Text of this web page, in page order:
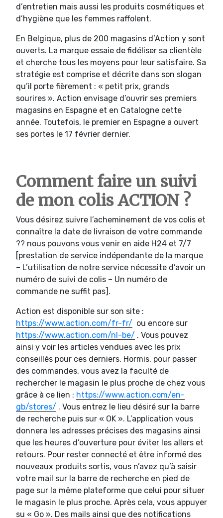
d’entretien mais aussi les produits cosmétiques et
d’hygiène que les femmes raffolent.
En Belgique, plus de 200 magasins d’Action y sont
ouverts. La marque essaie de fidéliser sa clientèle
et cherche tous les moyens pour leur satisfaire. Sa
stratégie est comprise et décrite dans son slogan
qu’il porte fièrement : « petit prix, grands
sourires ». Action envisage d’ouvrir ses premiers
magasins en Espagne et en Catalogne cette
année. Toutefois, le premier en Espagne a ouvert
ses portes le 17 février dernier.
Comment faire un suivi
de mon colis ACTION ?
Vous désirez suivre l’acheminement de vos colis et
connaître la date de livraison de votre commande
?? nous pouvons vous venir en aide H24 et 7/7
[prestation de service indépendante de la marque
– L’utilisation de notre service nécessite d’avoir un
numéro de suivi de colis – Un numéro de
commande ne suffit pas].
Action est disponible sur son site :
https://www.action.com/fr-fr/ ou encore sur
https://www.action.com/nl-be/ . Vous pouvez
ainsi y voir les articles vendues avec les prix
conseillés pour ces derniers. Hormis, pour passer
des commandes, vous avez la faculté de
rechercher le magasin le plus proche de chez vous
grâce à ce lien : https://www.action.com/en-
gb/stores/ . Vous entrez le lieu désiré sur la barre
de recherche puis sur « OK ». L’application vous
donnera les adresses précises des magasins ainsi
que les heures d’ouverture pour éviter les allers et
retours. Pour rester connecté et être informé des
nouveaux produits sortis, vous n’avez qu’à saisir
votre mail sur la barre de recherche en pied de
page sur la même plateforme que celui pour situer
le magasin le plus proche. Après cela, vous appuyer
su « Go ». Des mails ainsi que des notifications